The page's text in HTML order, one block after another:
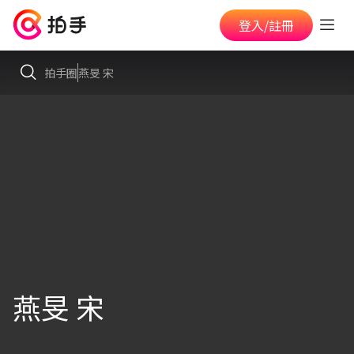
登入/註冊
拍手圈燕旻 宋
燕旻 宋